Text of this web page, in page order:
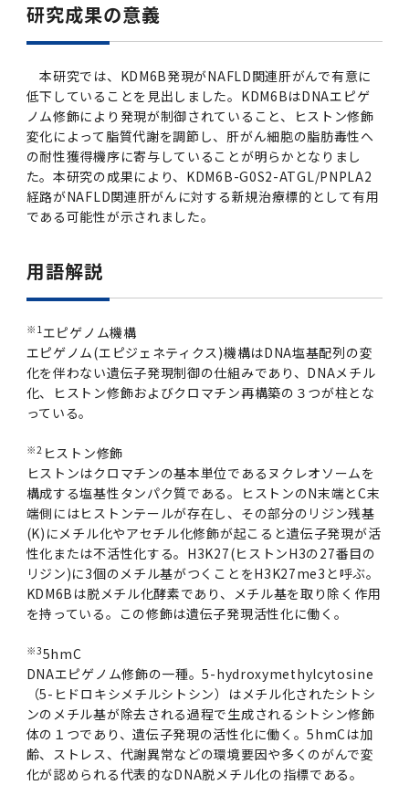
研究成果の意義
本研究では、KDM6B発現がNAFLD関連肝がんで有意に
低下していることを見出しました。KDM6BはDNAエピゲ
ノム修飾により発現が制御されていること、ヒストン修飾
変化によって脂質代謝を調節し、肝がん細胞の脂肪毒性へ
の耐性獲得機序に寄与していることが明らかとなりまし
た。本研究の成果により、KDM6B-G0S2-ATGL/PNPLA2
経路がNAFLD関連肝がんに対する新規治療標的として有用
である可能性が示されました。
用語解説
※1エピゲノム機構
エピゲノム(エピジェネティクス)機構はDNA塩基配列の変
化を伴わない遺伝子発現制御の仕組みであり、DNAメチル
化、ヒストン修飾およびクロマチン再構築の３つが柱とな
っている。
※2 ヒストン修飾
ヒストンはクロマチンの基本単位であるヌクレオソームを
構成する塩基性タンパク質である。ヒストンのN末端とC末
端側にはヒストンテールが存在し、その部分のリジン残基
(K)にメチル化やアセチル化修飾が起こると遺伝子発現が活
性化または不活性化する。H3K27(ヒストンH3の27番目の
リジン)に3個のメチル基がつくことをH3K27me3と呼ぶ。
KDM6Bは脱メチル化酵素であり、メチル基を取り除く作用
を持っている。この修飾は遺伝子発現活性化に働く。
※35hmC
DNAエピゲノム修飾の一種。5-hydroxymethylcytosine
（5-ヒドロキシメチルシトシン）はメチル化されたシトシ
ンのメチル基が除去される過程で生成されるシトシン修飾
体の１つであり、遺伝子発現の活性化に働く。5hmCは加
齢、ストレス、代謝異常などの環境要因や多くのがんで変
化が認められる代表的なDNA脱メチル化の指標である。